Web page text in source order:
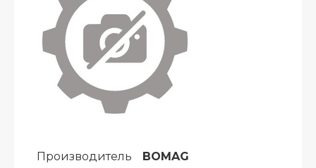
Производитель BOMAG